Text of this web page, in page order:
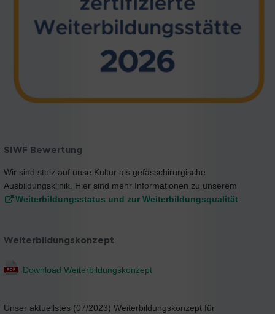
SIWF Bewertung
Wir sind stolz auf unse Kultur als gefässchirurgische
Ausbildungsklinik. Hier sind mehr Informationen zu unserem
Weiterbildungsstatus und zur Weiterbildungsqualität.
Weiterbildungskonzept
Download Weiterbildungskonzept
Unser aktuellstes (07/2023) Weiterbildungskonzept für